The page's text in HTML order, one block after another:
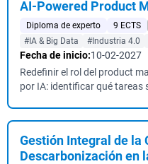
AI-Powered Product
Diploma de experto 9 ECTS
#IA & Big Data
#Industria 4.0
Fecha de inicio:10-02-2027
Redefinir el rol del product
por IA: identificar qué tareas
Gestión Integral de la
Descarbonización en